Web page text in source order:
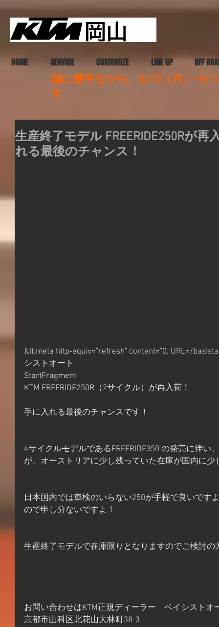
HOME SERVICE CUSTOMIZE LINE UP OFF
誠に勝手ながら、8/10（月）~8/
す
生産終了モデル FREERIDE250Rが
れる最後のチャンス！
&lt;meta http-equiv="refresh" content="0; URL=/
シストオート
StartFragment
KTM FREERIDE250R（2サイクル）が再入荷！
手に入れる最後のチャンスです！
4サイクルモデルであるFREERIDE350 の発売に伴い
が、オーストリアに少し残っていた在庫が国内に少
日本国内では車検のいらない250が手軽で良いです
ので申し分ないですよ！
生産終了モデルで在庫限りとなりますのでご検討の
お問い合わせはKTM正規ディーラー　ベイシストオ
京都市山科区北花山大林町38-3